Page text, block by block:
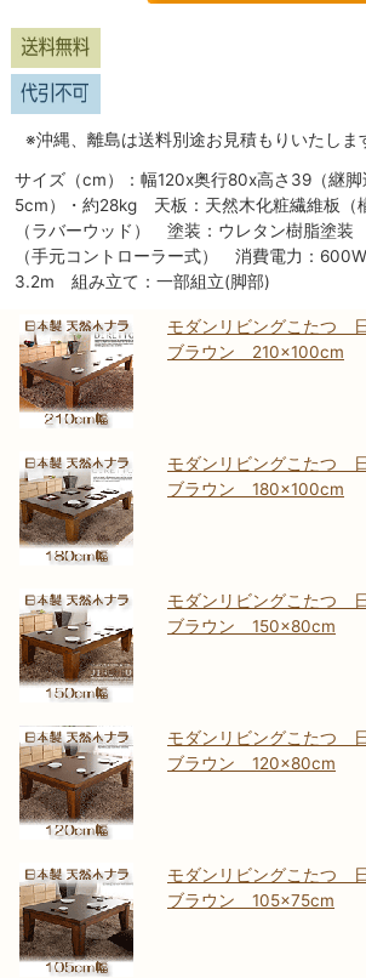
※沖縄、離島は送料別途お見積もりいたしま
サイズ（cm）：幅120x奥行80x高さ39（継脚
5cm）・約28kg 天板：天然木化粧繊維板
（ラバーウッド） 塗装：ウレタン樹脂塗
（手元コントローラー式） 消費電力：
3.2m 組み立て：一部組立(脚部)
モダンリビングこたつ
ブラウン 210×100cm
モダンリビングこたつ
ブラウン 180×100cm
モダンリビングこたつ
ブラウン 150×80cm
モダンリビングこたつ
ブラウン 120×80cm
モダンリビングこたつ
ブラウン 105×75cm